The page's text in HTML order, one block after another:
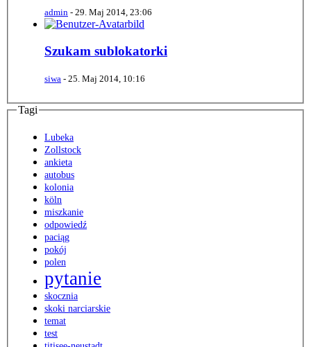
admin - 29. Maj 2014, 23:06
Szukam sublokatorki
siwa - 25. Maj 2014, 10:16
Tagi
Lubeka
Zollstock
ankieta
autobus
kolonia
köln
miszkanie
odpowiedź
paciąg
pokój
polen
pytanie
skocznia
skoki narciarskie
temat
test